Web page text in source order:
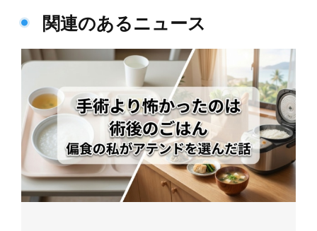
関連のあるニュース